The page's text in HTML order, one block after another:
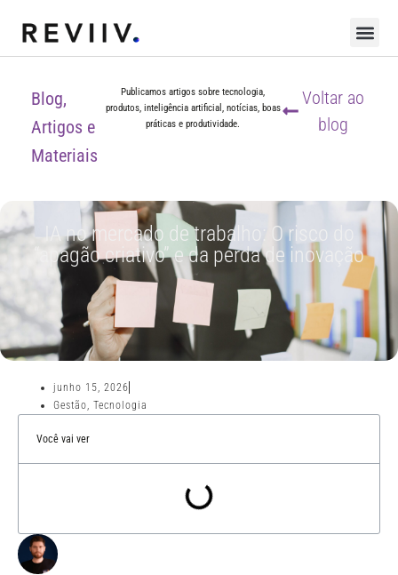
Blog,
Artigos e
Materiais
Publicamos artigos sobre tecnologia,
produtos, inteligência artificial, notícias, boas
práticas e produtividade.
Voltar ao
blog
IA no mercado de trabalho: O risco do
“apagão criativo” e da perda de inovação
junho 15, 2026
Gestão, Tecnologia
Você vai ver